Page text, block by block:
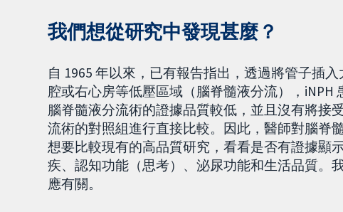
我們想從研究中發現甚麼？
自 1965 年以來，已有報告指出，透過將管子插
腔或右心房等低壓區域（腦脊髓液分流），
腦脊髓液分流術的證據品質較低，並且沒有將接
流術的對照組進行直接比較。因此，醫師對腦脊
想要比較現有的高品質研究，看看是否有證據顯
疾、認知功能（思考）、泌尿功能和生活品質。
應有關。